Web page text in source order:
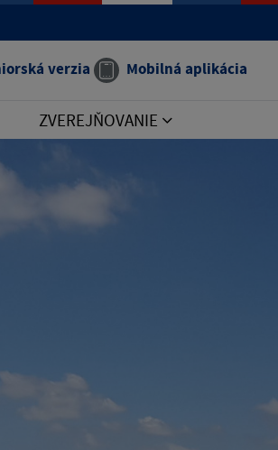
verzia Mobilná aplikácia
ZVEREJŇOVANIE